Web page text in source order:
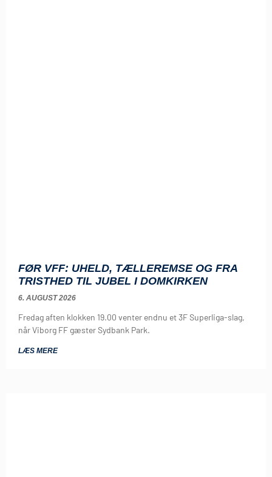
FØR VFF: UHELD, TÆLLEREMSE OG FRA
TRISTHED TIL JUBEL I DOMKIRKEN
6. AUGUST 2026
Fredag aften klokken 19.00 venter endnu et 3F Superliga-slag,
når Viborg FF gæster Sydbank Park.
LÆS MERE